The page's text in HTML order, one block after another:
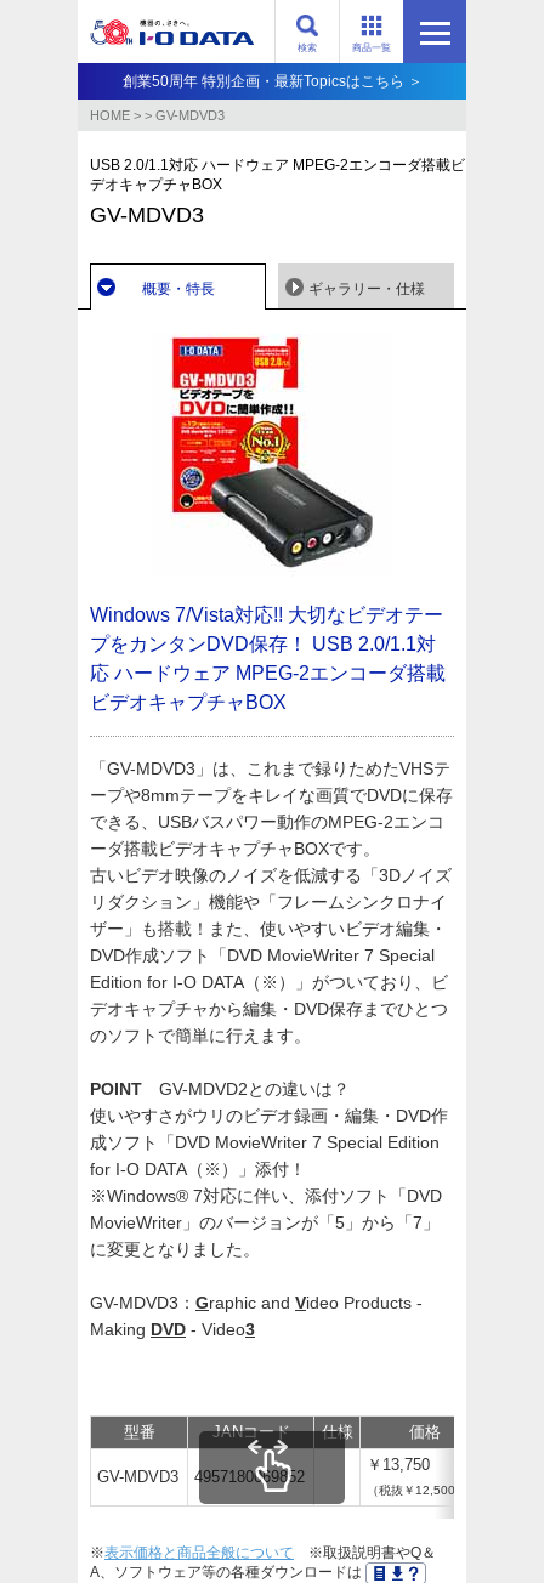
商品一覧
検索
創業50周年 特別企画・最新Topicsはこちら ＞
HOME > > GV-MDVD3
USB 2.0/1.1対応 ハードウェア MPEG-2エンコーダ搭載ビ
デオキャプチャBOX
GV-MDVD3
概要・特長 ギャラリー・仕様
Windows 7/Vista対応!! 大切なビデオテー
プをカンタンDVD保存！ USB 2.0/1.1対
応 ハードウェア MPEG-2エンコーダ搭載
ビデオキャプチャBOX
「GV-MDVD3」は、これまで録りためたVHSテ
ープや8mmテープをキレイな画質でDVDに保存
できる、USBバスパワー動作のMPEG-2エンコ
ーダ搭載ビデオキャプチャBOXです。
古いビデオ映像のノイズを低減する「3Dノイズ
リダクション」機能や「フレームシンクロナイ
ザー」も搭載！また、使いやすいビデオ編集・
DVD作成ソフト「DVD MovieWriter 7 Special
Edition for I-O DATA（※）」がついており、ビ
デオキャプチャから編集・DVD保存までひとつ
のソフトで簡単に行えます。
POINT GV-MDVD2との違いは？
使いやすさがウリのビデオ録画・編集・DVD作
成ソフト「DVD MovieWriter 7 Special Edition
for I-O DATA（※）」添付！
※Windows® 7対応に伴い、添付ソフト「DVD
MovieWriter」のバージョンが「5」から「7」
に変更となりました。
GV-MDVD3： Graphic and Video Products -
Making DVD - Video3
型番 JANコード 仕様 価格
GV-MDVD3 4957180069852
￥13,750
（税抜￥12,500）
※表示価格と商品全般について ※取扱説明書やQ＆
A、ソフトウェア等の各種ダウンロードは